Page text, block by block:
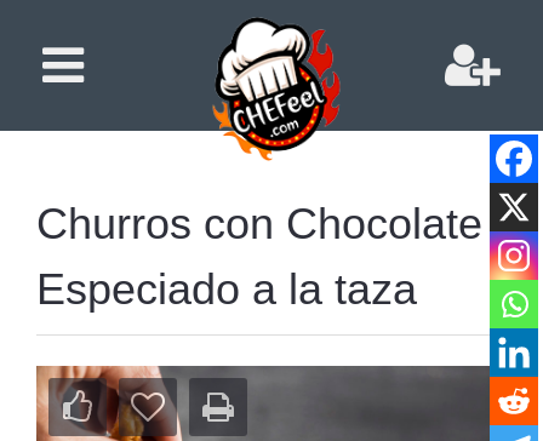
Churros con Chocolate
Especiado a la taza